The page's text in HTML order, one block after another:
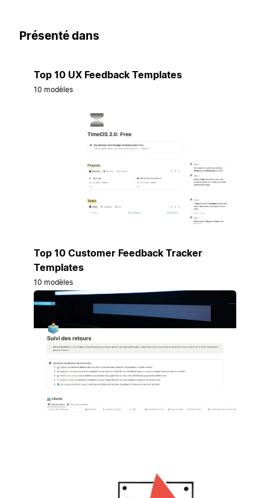
Présenté dans
Top 10 UX Feedback Templates
10 modèles
Top 10 Customer Feedback Tracker
Templates
10 modèles